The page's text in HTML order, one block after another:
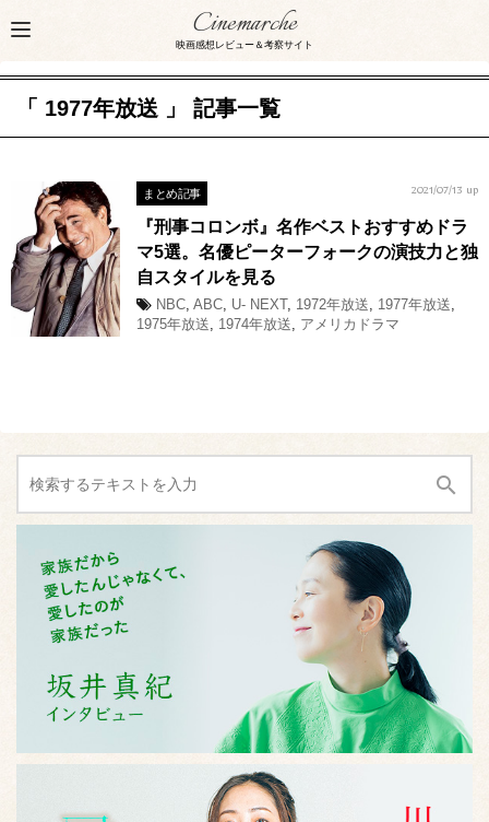
Cinemarche
映画感想レビュー＆考察サイト
「 1977年放送 」 記事一覧
まとめ記事 2021/07/13 up
『刑事コロンボ』名作ベストおすすめドラ
マ5選。名優ピーターフォークの演技力と独
自スタイルを見る
NBC, ABC, U- NEXT, 1972年放送, 1977年放送,
1975年放送, 1974年放送, アメリカドラマ